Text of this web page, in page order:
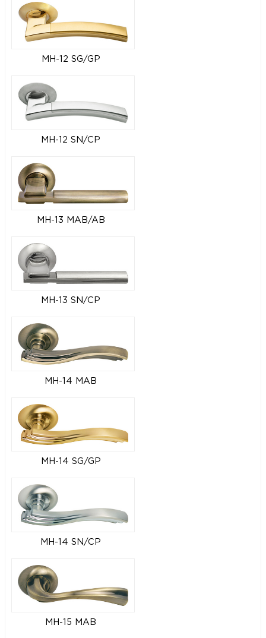
MH-12 SG/GP
MH-12 SN/CP
MH-13 MAB/AB
MH-13 SN/CP
MH-14 MAB
MH-14 SG/GP
MH-14 SN/CP
MH-15 MAB